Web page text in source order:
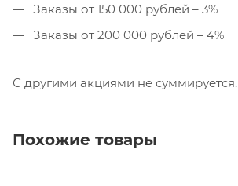
Заказы от 150 000 рублей – 3%
Заказы от 200 000 рублей – 4%
С другими акциями не суммируется.
Похожие товары